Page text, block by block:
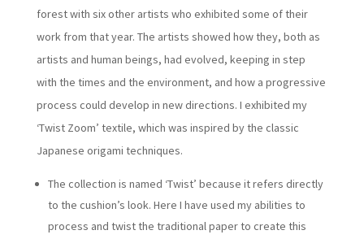
forest with six other artists who exhibited some of their
work from that year. The artists showed how they, both as
artists and human beings, had evolved, keeping in step
with the times and the environment, and how a progressive
process could develop in new directions. I exhibited my
‘Twist Zoom’ textile, which was inspired by the classic
Japanese origami techniques.
The collection is named ‘Twist’ because it refers directly
to the cushion’s look. Here I have used my abilities to
process and twist the traditional paper to create this